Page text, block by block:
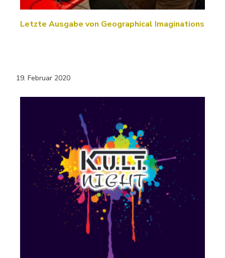
Letzte Ausgabe von Geographical Imaginations
19. Februar 2020